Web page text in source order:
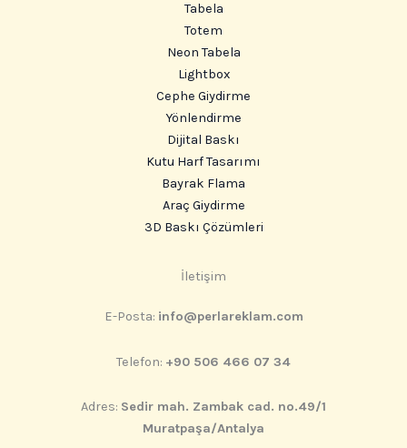
Tabela
Totem
Neon Tabela
Lightbox
Cephe Giydirme
Yönlendirme
Dijital Baskı
Kutu Harf Tasarımı
Bayrak Flama
Araç Giydirme
3D Baskı Çözümleri
İletişim
E-Posta: info@perlareklam.com
Telefon: +90 506 466 07 34
Adres: Sedir mah. Zambak cad. no.49/1
Muratpaşa/Antalya